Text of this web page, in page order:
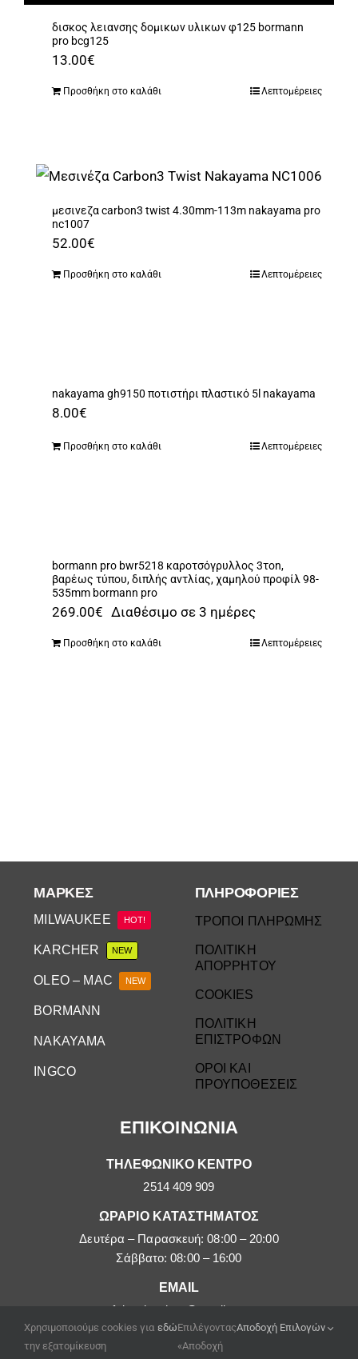
δισκος λειανσης δομικων υλικων φ125 bormann
pro bcg125
13.00€
Προσθήκη στο καλάθι Λεπτομέρειες
μεσινεζα carbon3 twist 4.30mm-113m nakayama pro
nc1007
52.00€
Προσθήκη στο καλάθι Λεπτομέρειες
nakayama gh9150 ποτιστήρι πλαστικό 5l nakayama
8.00€
Προσθήκη στο καλάθι Λεπτομέρειες
bormann pro bwr5218 καροτσόγρυλλος 3τon,
βαρέως τύπου, διπλής αντλίας, χαμηλού προφίλ 98-
535mm bormann pro
269.00€ Διαθέσιμο σε 3 ημέρες
Προσθήκη στο καλάθι Λεπτομέρειες
ΕΠΙΚΟΙΝΩΝΙΑ
ΤΗΛΕΦΩΝΙΚΟ ΚΕΝΤΡΟ
2514 409 909
ΩΡΑΡΙΟ ΚΑΤΑΣΤΗΜΑΤΟΣ
Δευτέρα – Παρασκευή: 08:00 – 20:00
Σάββατο: 08:00 – 16:00
EMAIL
afoipouloushop@gmail.com
ΜΆΡΚΕΣ
MILWAUKEE HOT!
KARCHER NEW
OLEO – MAC NEW
BORMANN
NAKAYAMA
INGCO
ΠΛΗΡΟΦΟΡΙΕΣ
ΤΡΟΠΟΙ ΠΛΗΡΩΜΗΣ
ΠΟΛΙΤΙΚΗ
ΑΠΟΡΡΗΤΟΥ
COOKIES
ΠΟΛΙΤΙΚΗ
ΕΠΙΣΤΡΟΦΩΝ
ΟΡΟΙ ΚΑΙ
ΠΡΟΥΠΟΘΕΣΕΙΣ
Χρησιμοποιούμε cookies για
την εξατομίκευση
εδώΕπιλέγοντας
«Αποδοχή
Αποδοχή Επιλογών